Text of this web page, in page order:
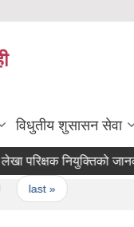
विधुतीय शुसासन सेवा
नियुक्तिको जानकारी